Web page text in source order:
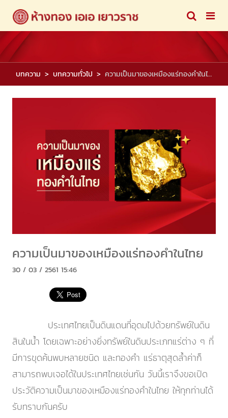
บทความ บทความทั่วไป ความเป็นมาของเหมืองแร่ทองคำในไทย
ความเป็นมาของเหมืองแร่ทองคำในไทย
30 / 03 / 2561 15:46
ประเทศไทยเป็นดินแดนที่อุดมไปด้วยทรัพย์ในดิน
สินในน้ำ โดยเฉพาะอย่างยิ่งทรัพย์ในดินประเภทแร่ต่าง ๆ ที่
มีการขุดค้นพบหลายชนิด และทองคำ แร่ธาตุสุดล้ำค่าก็
สามารถพบเจอได้ในประเทศไทยเช่นกัน วันนี้เราจึงขอเปิด
ประวัติความเป็นมาของเหมืองแร่ทองคำในไทย ให้ทุกท่านได้
รับทราบกันครับ